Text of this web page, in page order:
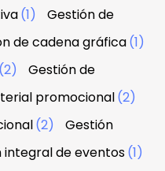
(1)
Gestión de
de cadena gráfica(1)
(2)
Gestión de
promocional(2)
(2)
Gestión
integral de eventos(1)